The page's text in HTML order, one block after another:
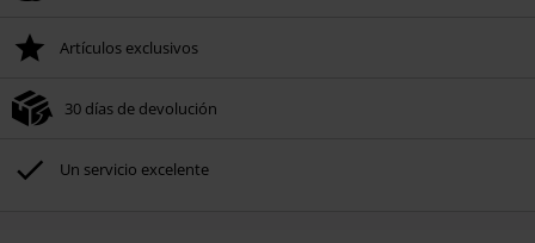
Tras introducir el código, el descuento se deducirá automáticamente al final
No acumulable con otras promociones Códigos promocionales.. Quedan
Rammstein, (Till) Lindemann, Böhse Onkelz, Broilers, Die Ärzte, Die Toten
Hosen, Metality, Funko Pop!, vales regalo y artículos que incluyan una
Artículos exclusivos
30 días de devolución
Un servicio excelente